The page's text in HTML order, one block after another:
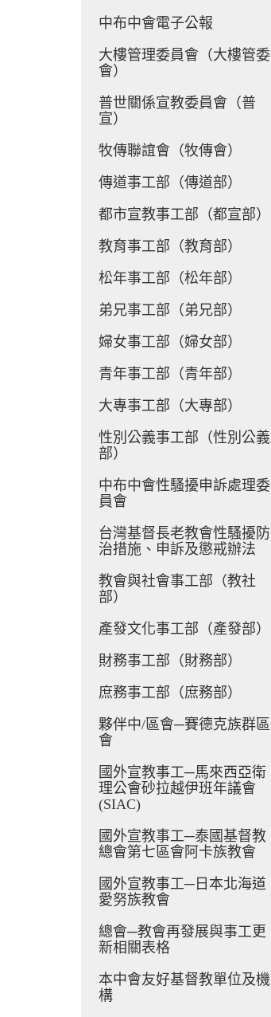
中布中會電子公報
大樓管理委員會（大樓管委
會）
普世關係宣教委員會（普
宣）
牧傳聯誼會（牧傳會）
傳道事工部（傳道部）
都市宣教事工部（都宣部）
教育事工部（教育部）
松年事工部（松年部）
弟兄事工部（弟兄部）
婦女事工部（婦女部）
青年事工部（青年部）
大專事工部（大專部）
性別公義事工部（性別公義
部）
中布中會性騷擾申訴處理委
員會
台灣基督長老教會性騷擾防
治措施、申訴及懲戒辦法
教會與社會事工部（教社
部）
產發文化事工部（產發部）
財務事工部（財務部）
庶務事工部（庶務部）
夥伴中/區會─賽德克族群區
會
國外宣教事工─馬來西亞衛
理公會砂拉越伊班年議會
(SIAC)
國外宣教事工─泰國基督教
總會第七區會阿卡族教會
國外宣教事工─日本北海道
愛努族教會
總會─教會再發展與事工更
新相關表格
本中會友好基督教單位及機
構